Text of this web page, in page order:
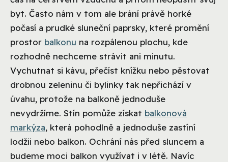
byt. Často nám v tom ale brání právě horké
počasí a prudké sluneční paprsky, které promění
prostor balkonu na rozpálenou plochu, kde
rozhodně nechceme strávit ani minutu.
Vychutnat si kávu, přečíst knížku nebo pěstovat
drobnou zeleninu či bylinky tak nepřichází v
úvahu, protože na balkoně jednoduše
nevydržíme. Stín pomůže získat balkonová
markýza, která pohodlně a jednoduše zastíní
lodžii nebo balkon. Ochrání nás před sluncem a
budeme moci balkon využívat i v létě. Navíc